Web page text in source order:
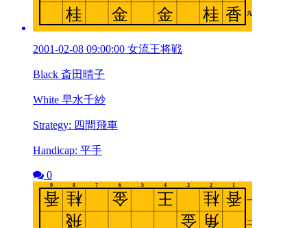
2001-02-08 09:00:00 女流王将戦
Black 斎田晴子
White 早水千紗
Strategy: 四間飛車
Handicap: 平手
0